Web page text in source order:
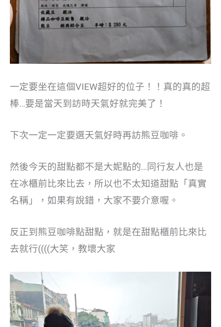
一定要坐在這個VIEW超好的位子！！真的真的超
棒…要是當天到訪時天氣好就完美了！
下次一定一定要選天氣好時再訪熊豆咖啡。
然後今天的甜點都不是大妮點的…同行友人也是
在冰櫃前比來比去，所以也不太知道甜點「真實
名稱」，如果有說錯，大家不要介意喔。
反正到熊豆咖啡點甜點，就是在甜點櫃前比來比
去就行((((大笑，教壞大家